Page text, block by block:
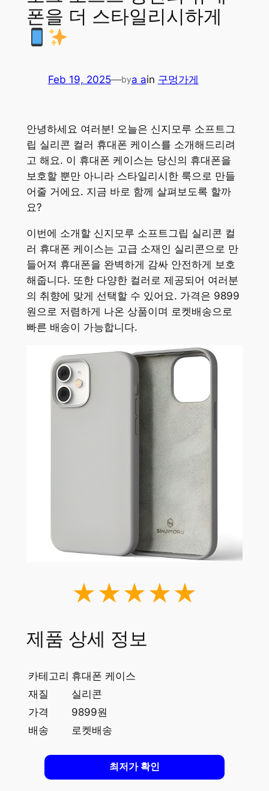
폰을 더 스타일리시하게
Feb 19, 2025—bya ain 구멍가게
안녕하세요 여러분! 오늘은 신지모루 소프트그
립 실리콘 컬러 휴대폰 케이스를 소개해드리려
고 해요. 이 휴대폰 케이스는 당신의 휴대폰을
보호할 뿐만 아니라 스타일리시한 룩으로 만들
어줄 거에요. 지금 바로 함께 살펴보도록 할까
요?
이번에 소개할 신지모루 소프트그립 실리콘 컬
러 휴대폰 케이스는 고급 소재인 실리콘으로 만
들어져 휴대폰을 완벽하게 감싸 안전하게 보호
해줍니다. 또한 다양한 컬러로 제공되어 여러분
의 취향에 맞게 선택할 수 있어요. 가격은 9899
원으로 저렴하게 나온 상품이며 로켓배송으로
빠른 배송이 가능합니다.
★★★★★
제품 상세 정보
카테고리 휴대폰 케이스
재질
실리콘
가격
9899원
배송
로켓배송
최저가 확인